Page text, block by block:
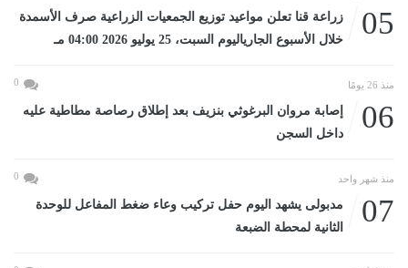
05
زراعة قنا تعلن مواعيد توزيع الجمعيات الزراعية صرف الأسمدة
خلال الأسبوع الجارياليوم السبت، 25 يوليو 2026 04:00 مـ
منذ 26 يومًا 0
06
إصابة مروان البرغوثي بنزيف بعد إطلاق رصاصة مطاطية عليه
داخل السجن
منذ شهر واحد 0
07
مدبولى يشهد اليوم حفل تركيب وعاء ضغط المفاعل للوحدة
الثانية لمحطة الضبعة